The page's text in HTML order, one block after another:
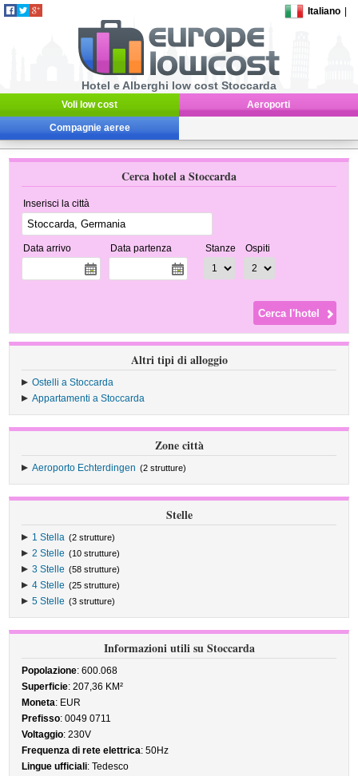
Italiano
Hotel e Alberghi low cost Stoccarda
Voli low cost Aeroporti
Compagnie aeree
Cerca hotel a Stoccarda
Inserisci la città
Data arrivo Data partenza Stanze Ospiti
Altri tipi di alloggio
Ostelli a Stoccarda
Appartamenti a Stoccarda
Zone città
Aeroporto Echterdingen (2 strutture)
Stelle
1 Stella (2 strutture)
2 Stelle (10 strutture)
3 Stelle (58 strutture)
4 Stelle (25 strutture)
5 Stelle (3 strutture)
Informazioni utili su Stoccarda
Popolazione: 600.068
Superficie: 207,36 KM²
Moneta: EUR
Prefisso: 0049 0711
Voltaggio: 230V
Frequenza di rete elettrica: 50Hz
Lingue ufficiali: Tedesco